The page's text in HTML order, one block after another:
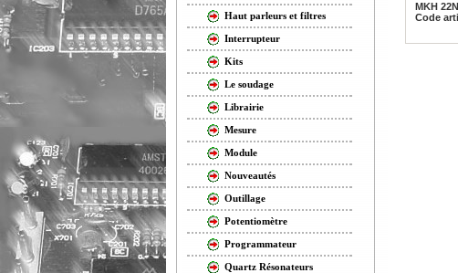
Haut parleurs et filtres
Interrupteur
Kits
Le soudage
Librairie
Mesure
Module
Nouveautés
Outillage
Potentiomètre
Programmateur
Quartz Résonateurs
MKH
Code